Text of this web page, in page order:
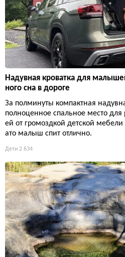
Надувная кроватка для
ного сна в дороге
За полминуты компактная
полноценное спальное место
ей от громоздкой детской
ато малыш спит отлично.
Дети 2 634